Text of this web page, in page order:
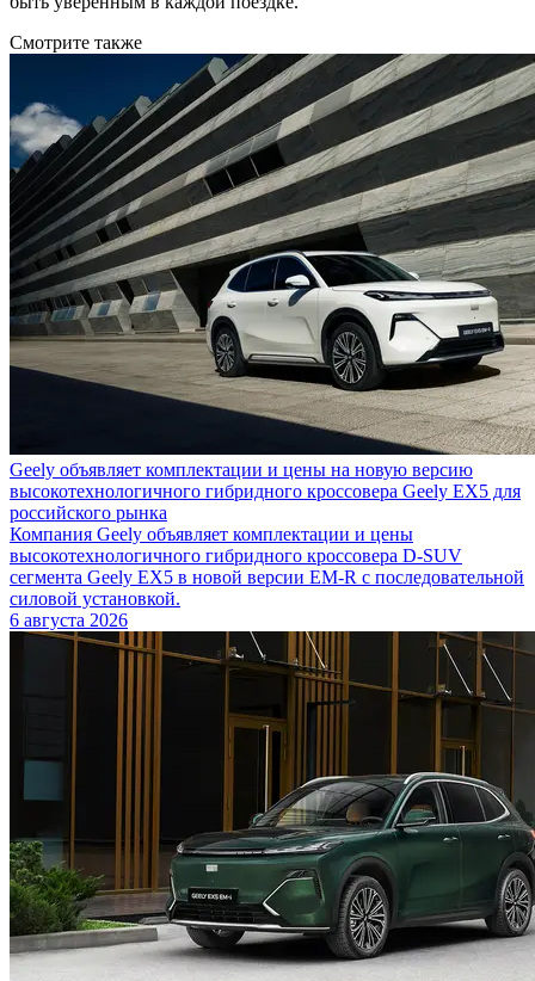
Смотрите также
Geely объявляет комплектации и цены на новую версию
высокотехнологичного гибридного кроссовера Geely EX5 для
российского рынка
Компания Geely объявляет комплектации и цены
высокотехнологичного гибридного кроссовера D-SUV
сегмента Geely EX5 в новой версии EM-R с последовательной
силовой установкой.
6 августа 2026